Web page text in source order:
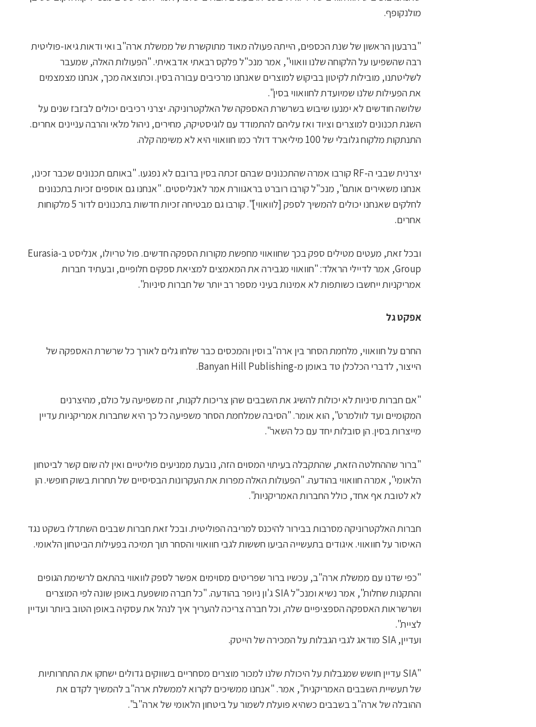
מולנקופף.
"ברבעון הראשון של שנת הכספים, הייתה פעולה מאוד מתוקשרת של ממשלת ארה"ב ואי ודאות גיאו-פוליטית
רבה שהשפיעו על הלקוחה שלנו וואווי", אמר מנכ"ל פלקס רבאתי אדבאיתי. "הפעולות האלה, שמעבר
לשליטתנו, מובילות לקיטון בביקוש למוצרים שאנחנו מרכיבים עבורה בסין. וכתוצאה מכך, אנחנו מצמצמים
את הפעילות שלנו שמיועדת לחוואווי בסין".
שלושה חודשים לא ימנעו שיבוש בשרשרת האספקה של האלקטרוניקה. יצרני רכיבים יכולים לבזבז שנים על
השגת תכנונים למוצרים וציוד ואז עליהם להתמודד עם לוגיסטיקה, מחירים, ניהול מלאי והרבה עניינים אחרים.
התנתקות מלקוח גלובלי של 100 מיליארד דולר כמו חוואווי היא לא משימה קלה.
יצרנית שבבי ה-RF קורבו אמרה שהתכנונים שבהם זכתה בסין ברובם לא נפגעו. "באותם תכנונים שכבר זכינו,
אנחנו משאירים אותם", מנכ"ל קורבו רוברט בראגוורת אמר לאנליסטים. "אנחנו גם אוספים זכיות בתכנונים
לחלקים שאנחנו יכולים להמשיך לספק [לוואווי]". קורבו גם מבטיחה זכיות חדשות בתכנונים לדור 5 מלקוחות
אחרים.
ובכל זאת, מעטים מטילים ספק בכך שחוואווי מחפשת מקורות הספקה חדשים. פול טריולו, אנליסט ב-Eurasia
Group, אמר לדיילי הראלד: "חוואווי מגבירה את המאמצים למציאת ספקים חלופיים, ובעתיד חברות
אמריקניות ייחשבו כשותפות לא אמינות בעיני מספר רב יותר של חברות סיניות".
אפקט גל
החרם על חוואווי, מלחמת הסחר בין ארה"ב וסין והמכסים כבר שלחו גלים לאורך כל שרשרת האספקה של
הייצור, לדברי הכלכלן טד באומן מ-Banyan Hill Publishing.
"אם חברות סיניות לא יכולות להשיג את השבבים שהן צריכות לקנות, זה משפיעה על כולם, מהיצרנים
המקומיים ועד לוולמרט", הוא אומר. "הסיבה שמלחמת הסחר משפיעה כל כך היא שחברות אמריקניות עדיין
מייצרות בסין. הן סובלות יחד עם כל השאר".
"ברור שההחלטה הזאת, שהתקבלה בעיתוי המסוים הזה, נובעת ממניעים פוליטיים ואין לה שום קשר לביטחון
הלאומי", אמרה חוואווי בהודעה. "הפעולות האלה מפרות את העקרונות הבסיסיים של תחרות בשוק חופשי. הן
לא לטובת אף אחד, כולל החברות האמריקניות".
חברות האלקטרוניקה מסרבות בבירור להיכנס למריבה הפוליטית. ובכל זאת חברות שבבים השתדלו בשקט נגד
האיסור על חוואווי. איגודים בתעשייה הביעו חששות לגבי חוואווי והסחר תוך תמיכה בפעילות הביטחון הלאומי.
"כפי שדנו עם ממשלת ארה"ב, עכשיו ברור שפריטים מסוימים אפשר לספק לוואווי בהתאם לרשימת הגופים
והתקנות שחלות", אמר נשיא ומנכ"ל SIA ג'ון ניופר בהודעה. "כל חברה מושפעת באופן שונה לפי המוצרים
ושרשראות האספקה הספציפיים שלה, וכל חברה צריכה להעריך איך לנהל את עסקיה באופן הטוב ביותר ועדיין
לציית".
ועדיין, SIA מודאג לגבי הגבלות על המכירה של הייטק.
"SIA עדיין חושש שמגבלות על היכולת שלנו למכור מוצרים מסחריים בשווקים גדולים ישחקו את התחרותיות
של תעשיית השבבים האמריקנית", אמר. "אנחנו ממשיכים לקרוא לממשלת ארה"ב להמשיך לקדם את
ההובלה של ארה"ב בשבבים כשהיא פועלת לשמור על ביטחון הלאומי של ארה"ב".